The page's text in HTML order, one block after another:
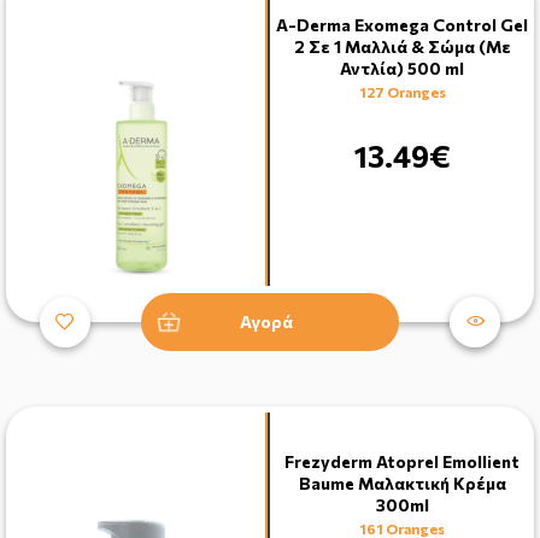
A-Derma Exomega Control Gel
2 Σε 1 Μαλλιά & Σώμα (Mε
Αντλία) 500 ml
127 Oranges
13.49€
Αγορά
Frezyderm Atoprel Emollient
Baume Μαλακτική Κρέμα
300ml
161 Oranges